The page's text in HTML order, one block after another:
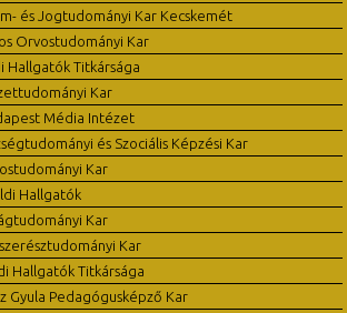
és Jogtudományi Kar Kecskemét
Orvostudományi Kar
Hallgatók Titkársága
Kar
Média Intézet
és Szociális Képzési Kar
Kar
Hallgatók
Kar
Kar
Hallgatók Titkársága
Gyula Pedagógusképző Kar